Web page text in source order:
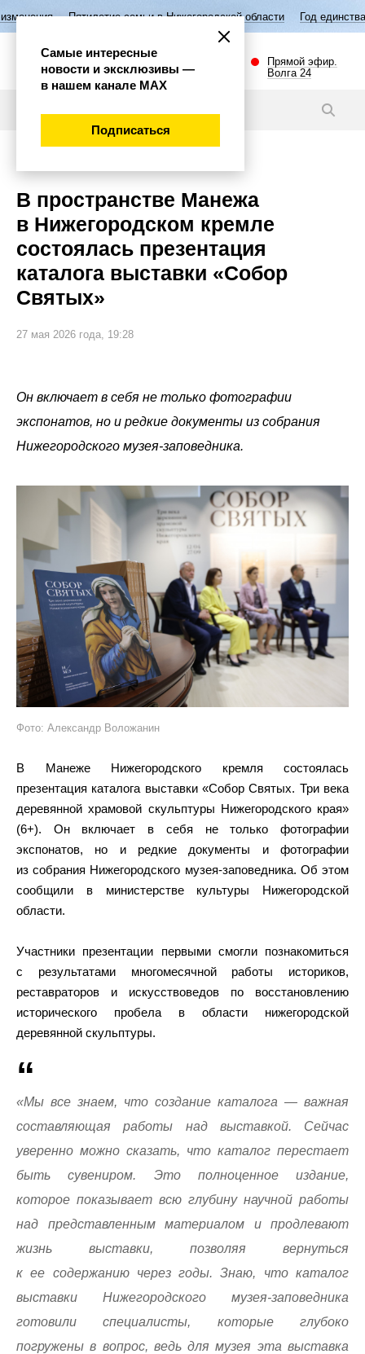
семьи в Нижегородской области Год единства народов России
Прямой эфир.
Волга 24
В пространстве Манежа
в Нижегородском кремле
состоялась презентация
каталога выставки «Собор
Святых»
27 мая 2026 года, 19:28
Он включает в себя не только фотографии
экспонатов, но и редкие документы из собрания
Нижегородского музея-заповедника.
Фото: Александр Воложанин
В Манеже Нижегородского кремля состоялась
презентация каталога выставки «Собор Святых. Три века
деревянной храмовой скульптуры Нижегородского края»
(6+). Он включает в себя не только фотографии
экспонатов, но и редкие документы и фотографии
из собрания Нижегородского музея-заповедника. Об этом
сообщили в министерстве культуры Нижегородской
области.
Участники презентации первыми смогли познакомиться
с результатами многомесячной работы историков,
реставраторов и искусствоведов по восстановлению
исторического пробела в области нижегородской
деревянной скульптуры.
«Мы все знаем, что создание каталога — важная
составляющая работы над выставкой. Сейчас
уверенно можно сказать, что каталог перестает
быть сувениром. Это полноценное издание,
которое показывает всю глубину научной работы
над представленным материалом и продлевают
жизнь выставки, позволяя вернуться
к ее содержанию через годы. Знаю, что каталог
выставки Нижегородского музея-заповедника
готовили специалисты, которые глубоко
погружены в вопрос, ведь для музея эта выставка
Самые интересные
новости и эксклюзивы —
в нашем канале МАХ
Подписаться